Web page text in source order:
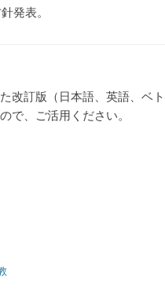
発表。
改訂版（日本語、英語、ベ
で、ご活用ください。